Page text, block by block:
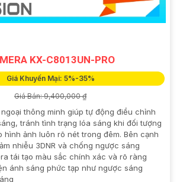
KX-C8013UN-PRO
Giá Khuyến Mại: 5%-35%
Giá Bán: 9,400,000 ₫
thông minh giúp tự động điều chỉnh
tránh tình trạng lóa sáng khi đối tượng
hình ảnh luôn rõ nét trong đêm. Bên cạnh
nhiễu 3DNR và chống ngược sáng
tái tạo màu sắc chính xác và rõ ràng
ánh sáng phức tạp như ngược sáng